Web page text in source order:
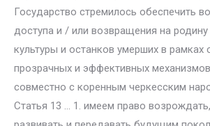
Государство стремилось обеспечить
доступа и / или возвращения на
культуры и останков умерших в рамках
прозрачных и эффективных
совместно с коренным черкесским
Статья 13 … 1. имеем право